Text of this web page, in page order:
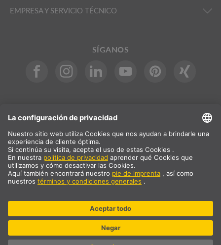
EMPRESA Y SERVICIO TÉCNICO
SÍGANOS
DE | EN | ES | FR SLV International
Selección del país
* Todos los precios son netos, más los gastos de envío
** Los valores indicados son un plazo promedio de entrega y se
refieren a entregas estándar dentro de Europa y siempre que el
tener plazos de entrega más largos.
© SLV Germany 2026. All rights reserved